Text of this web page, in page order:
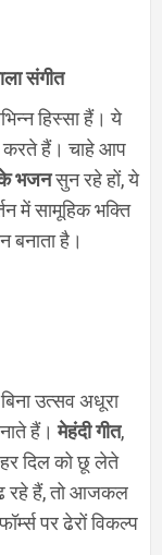
संगीत
हिस्सा हैं। ये
करते हैं। चाहे आप
के भजनसुन रहे हों, ये
में सामूहिक भक्ति
बनाता है।
उत्सव अधूरा
हैं।मेहंदी गीत,
दिल को छू लेते
रहे हैं, तो आजकल
पर ढेरों विकल्प